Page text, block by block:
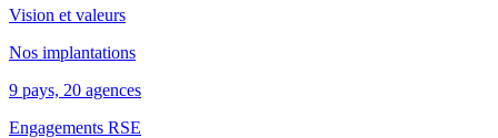
Vision et valeurs
Nos implantations
9 pays, 20 agences
Engagements RSE